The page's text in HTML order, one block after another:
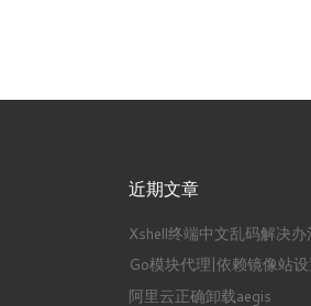
近期文章
Xshell终端中文乱码解决办
Go模块代理|依赖镜像站
阿里云正确卸载aegis